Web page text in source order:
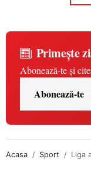
Primește
Abonează-te și
Abonează-te
Acasa Sport Liga